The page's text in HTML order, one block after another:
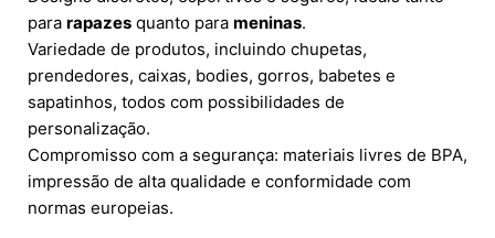
para rapazes quanto para meninas.
Variedade de produtos, incluindo chupetas,
prendedores, caixas, bodies, gorros, babetes e
sapatinhos, todos com possibilidades de
personalização.
Compromisso com a segurança: materiais livres de BPA,
impressão de alta qualidade e conformidade com
normas europeias.